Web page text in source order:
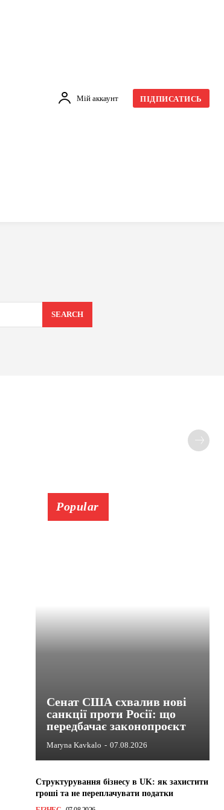
Мій аккаунт ПІДПИСАТИСЬ
SEARCH
Popular
Сенат США схвалив нові
санкції проти Росії: що
передбачає законопроєкт
Maryna Kavkalo - 07.08.2026
Структурування бізнесу в UK: як захистити
гроші та не переплачувати податки